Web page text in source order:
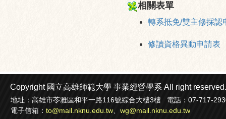
相關表單
轉系抵免/雙主修採認
修讀資格異動申請表
Copyright 國立高雄師範大學 事業經營學系 All right
地址：高雄市苓雅區和平一路116號綜合大樓3樓 電話：07-717-
電子信箱： to@mail.nknu.edu.tw wg@mail.nknu.edu.tw